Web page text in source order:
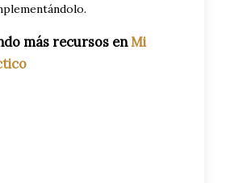
más recursos enMi